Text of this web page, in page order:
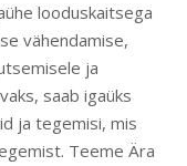
looduskaitsega
vähendamise,
ja
saab igaüks
ja tegemisi, mis
Teeme Ära